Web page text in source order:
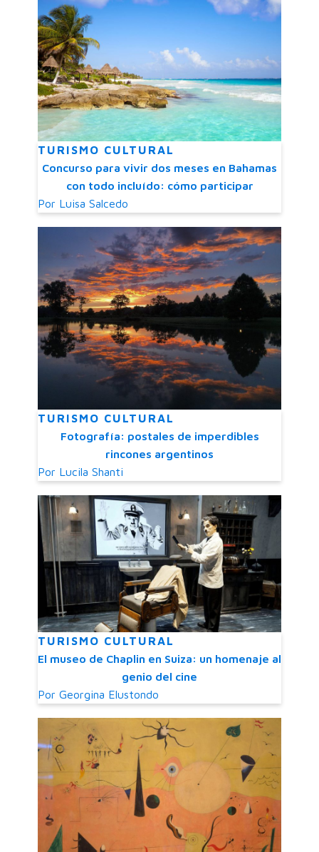
TURISMO CULTURAL
Concurso para vivir dos meses en Bahamas
con todo incluído: cómo participar
Por Luisa Salcedo
TURISMO CULTURAL
Fotografía: postales de imperdibles
rincones argentinos
Por Lucila Shanti
TURISMO CULTURAL
El museo de Chaplin en Suiza: un homenaje al
genio del cine
Por Georgina Elustondo